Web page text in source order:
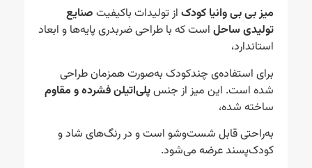
میز بی‌ بی وانیا کودکاز تولیدات باکیفیتصنایع
تولیدی ساحلاست که با طراحی ضربدری پایه‌ها و ابعاد
استاندارد،
برای استفاده‌ی چندکودک به‌صورت همزمان طراحی
شده است. این میز از جنس پلی‌اتیلن فشرده و مقاوم
ساخته شده،
به‌راحتی قابل شست‌وشو است و در رنگ‌های شاد و
کودک‌پسند عرضه می‌شود.